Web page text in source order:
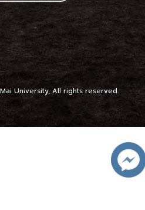
University, All rights reserved.